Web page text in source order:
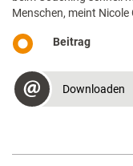
Menschen, meint Nicole
Beitrag
Downloaden